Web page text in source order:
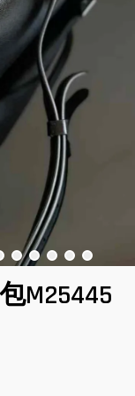
M25445